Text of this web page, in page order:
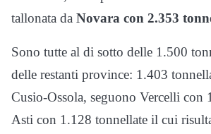
tallonata da Novara con 2.353
Sono tutte al di sotto delle 1.500
delle restanti province: 1.403
Cusio-Ossola, seguono Vercelli con
Asti con 1.128 tonnellate il cui